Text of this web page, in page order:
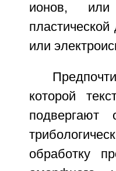
ионов, или
или
которой
подвергают
обработку